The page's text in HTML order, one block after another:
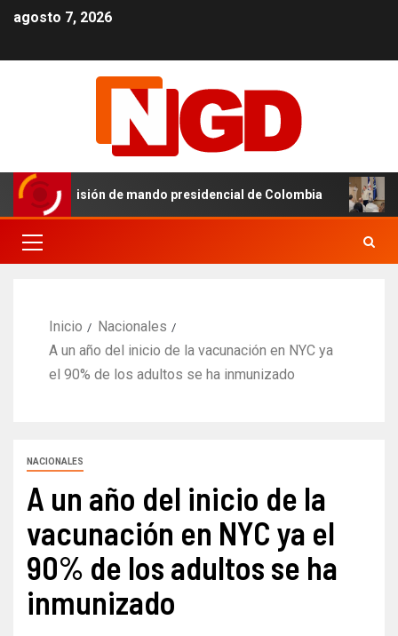
agosto 7, 2026
transmisión de mando presidencial de Colombia
Inicio
Nacionales
A un año del inicio de la vacunación en NYC ya
el 90% de los adultos se ha inmunizado
NACIONALES
A un año del inicio de la
vacunación en NYC ya el
90% de los adultos se ha
inmunizado